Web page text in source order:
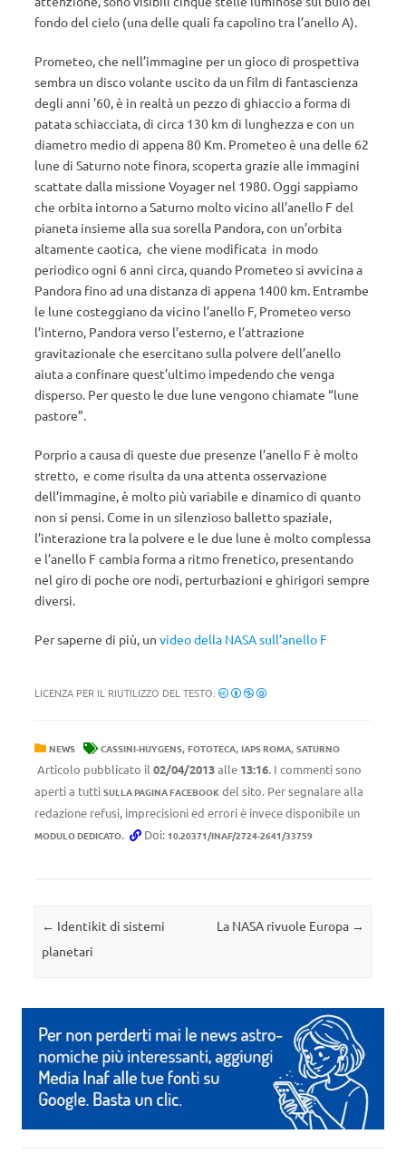
fondo del cielo (una delle quali fa capolino tra l’anello A).
Prometeo, che nell’immagine per un gioco di prospettiva
sembra un disco volante uscito da un film di fantascienza
degli anni ’60, è in realtà un pezzo di ghiaccio a forma di
patata schiacciata, di circa 130 km di lunghezza e con un
diametro medio di appena 80 Km. Prometeo è una delle 62
lune di Saturno note finora, scoperta grazie alle immagini
scattate dalla missione Voyager nel 1980. Oggi sappiamo
che orbita intorno a Saturno molto vicino all’anello F del
pianeta insieme alla sua sorella Pandora, con un’orbita
altamente caotica, che viene modificata in modo
periodico ogni 6 anni circa, quando Prometeo si avvicina a
Pandora fino ad una distanza di appena 1400 km. Entrambe
le lune costeggiano da vicino l’anello F, Prometeo verso
l’interno, Pandora verso l’esterno, e l’attrazione
gravitazionale che esercitano sulla polvere dell’anello
aiuta a confinare quest’ultimo impedendo che venga
disperso. Per questo le due lune vengono chiamate “lune
pastore”.
Porprio a causa di queste due presenze l’anello F è molto
stretto, e come risulta da una attenta osservazione
dell’immagine, è molto più variabile e dinamico di quanto
non si pensi. Come in un silenzioso balletto spaziale,
l’interazione tra la polvere e le due lune è molto complessa
e l’anello F cambia forma a ritmo frenetico, presentando
nel giro di poche ore nodi, perturbazioni e ghirigori sempre
diversi.
Per saperne di più, un video della NASA sull’anello F
LICENZA PER IL RIUTILIZZO DEL TESTO:
NEWS CASSINI-HUYGENS, FOTOTECA, IAPS ROMA, SATURNO
Articolo pubblicato il 02/04/2013alle 13:16. I commenti sono
aperti a tutti SULLA PAGINA FACEBOOK del sito. Per segnalare alla
redazione refusi, imprecisioni ed errori è invece disponibile un
MODULO DEDICATO. Doi: 10.20371/INAF/2724-2641/33759
Navigazione articolo
← Identikit di sistemi
planetari
La NASA rivuole Europa →